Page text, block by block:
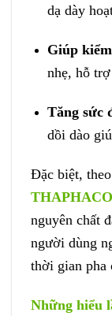
dạ dày
Giúp
nhẹ, hỗ
Tăng sức
dồi dào
Đặc biệt,
THAPHACO
nguyên chất
người dùng
thời gian pha
Những hiểu